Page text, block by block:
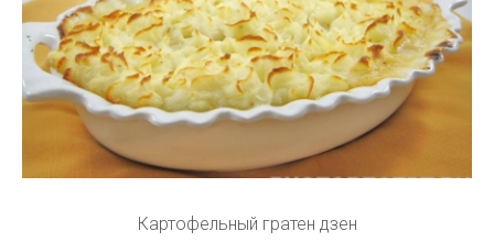
Картофельный гратен дзен